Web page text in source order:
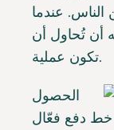
الناس. عندما
أن تُحاول أن
تكون عملية.
الحصول
خط دفع فعّال